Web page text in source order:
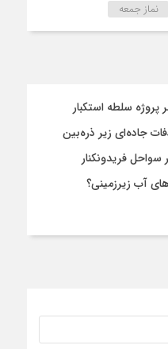
نماز جمعه
پروژه سلطه استکبار
جاده‌ای زیر ذره‌بین
فریدونکنار
آب زیرزمینی؟